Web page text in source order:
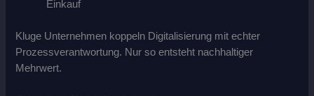
Einkauf
Kluge Unternehmen koppeln Digitalisierung mit echter
Prozessverantwortung. Nur so entsteht nachhaltiger
Mehrwert.